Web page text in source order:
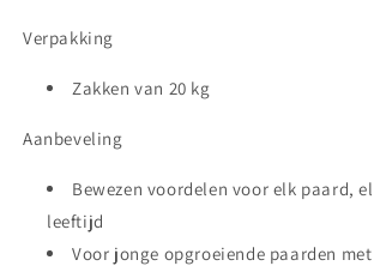
Verpakking
Zakken van 20 kg
Aanbeveling
Bewezen voordelen voor elk paard,
leeftijd
Voor jonge opgroeiende paarden